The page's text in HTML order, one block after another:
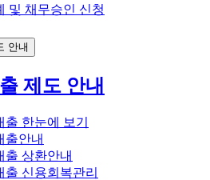
및 채무승인 신청
안내
제도 안내
출 한눈에 보기
출안내
출 상환안내
출 신용회복관리